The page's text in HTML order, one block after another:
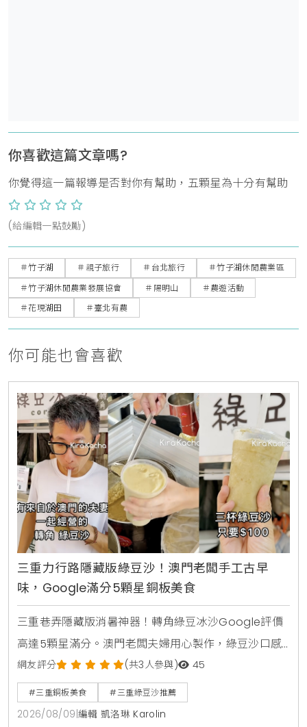
你喜歡這篇文章嗎?
你覺得這一篇報導是否對你有幫助，五顆星為十分有幫助
(給編輯一點鼓勵)
＃竹子湖 ＃親子旅行 ＃台北旅行
＃竹子湖休閒農業區
＃竹子湖休閒農業發展協會
＃陽明山
＃農遊活動
＃花現湖田
＃臺北有農
你可能也會喜歡
三重力行路隱藏版綠豆沙！澳門老闆手工古早
味，Google滿分5顆星銅板美食
三重巷弄隱藏版消暑神器！轉角綠豆冰沙Google評價
高達5顆星滿分。澳門老闆夫婦用心製作，綠豆沙口感
綿密細緻、微甜不膩口，價格親民又好喝，快相約朋友
一起去品嚐最純粹的古早味吧！
網友評分 (共3人參與) 45
#三重銅板美食 #三重綠豆沙推薦
2026/08/09 編輯 凱洛琳 Karolin